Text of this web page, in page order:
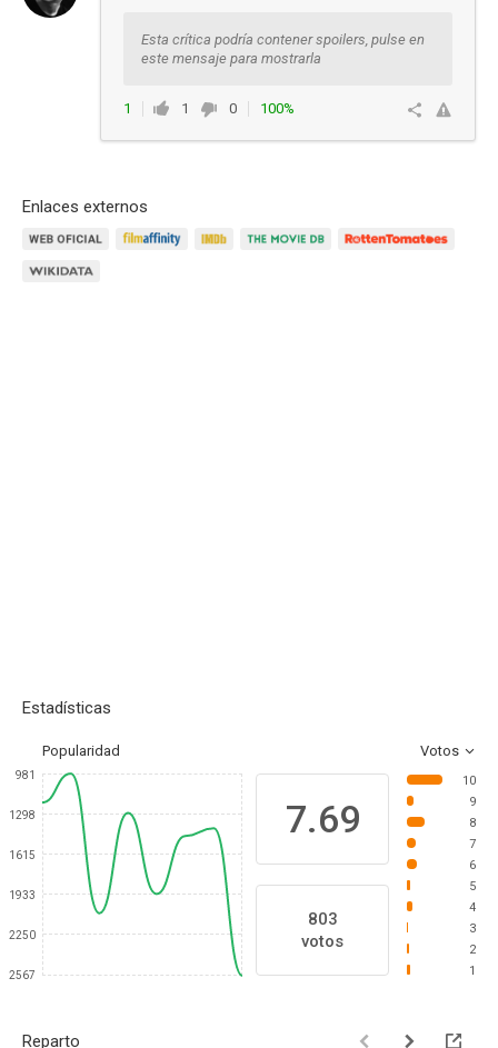
Esta crítica podría contener spoilers, pulse en
este mensaje para mostrarla
1 1 0
100%
Enlaces externos
Estadísticas
Popularidad Votos
981
1298
1615
1933
2250
2567
7.69
803
votos
10
9
8
7
6
5
4
3
2
1
Reparto